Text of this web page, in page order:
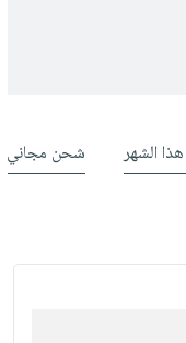
هذا الشهر شحن مجاني